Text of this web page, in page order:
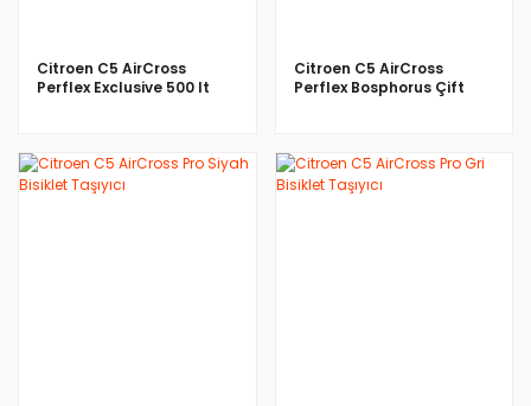
Citroen C5 AirCross
Perflex Exclusive 500 lt
Citroen C5 AirCross
Perflex Bosphorus Çift